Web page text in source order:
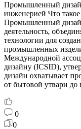
Промышленный
инженерией Что
Промышленный
деятельность,
технологии для
промышленных
Международной
дизайну (ICSID),
дизайн охватывает
от бытовой утвари
0
0